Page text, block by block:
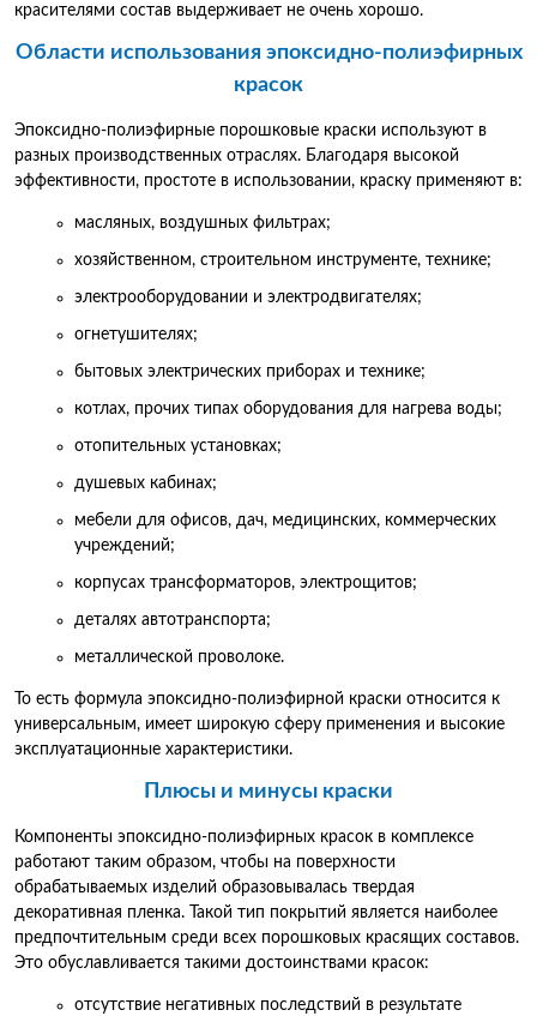
красителями состав выдерживает не очень хорошо.
Области использования эпоксидно-полиэфирных
красок
Эпоксидно-полиэфирные порошковые краски используют в
разных производственных отраслях. Благодаря высокой
эффективности, простоте в использовании, краску применяют в:
масляных, воздушных фильтрах;
хозяйственном, строительном инструменте, технике;
электрооборудовании и электродвигателях;
огнетушителях;
бытовых электрических приборах и технике;
котлах, прочих типах оборудования для нагрева воды;
отопительных установках;
душевых кабинах;
мебели для офисов, дач, медицинских, коммерческих
учреждений;
корпусах трансформаторов, электрощитов;
деталях автотранспорта;
металлической проволоке.
То есть формула эпоксидно-полиэфирной краски относится к
универсальным, имеет широкую сферу применения и высокие
эксплуатационные характеристики.
Плюсы и минусы краски
Компоненты эпоксидно-полиэфирных красок в комплексе
работают таким образом, чтобы на поверхности
обрабатываемых изделий образовывалась твердая
декоративная пленка. Такой тип покрытий является наиболее
предпочтительным среди всех порошковых красящих составов.
Это обуславливается такими достоинствами красок:
отсутствие негативных последствий в результате